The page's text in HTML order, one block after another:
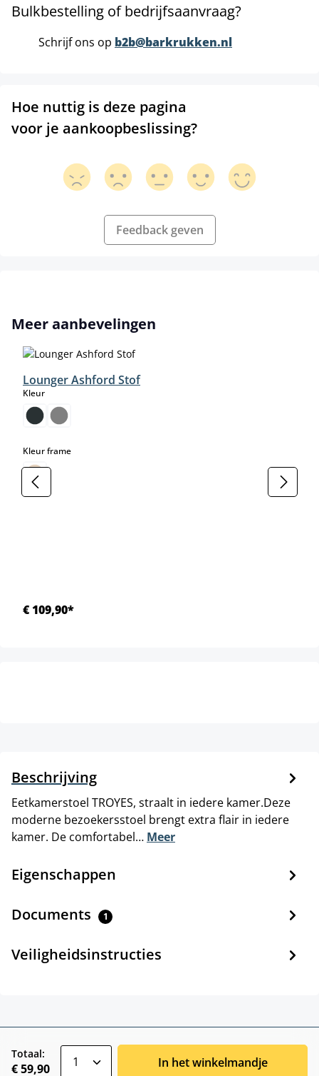
Bulkbestelling of bedrijfsaanvraag?
Schrijf ons op b2b@barkrukken.nl
Hoe nuttig is deze pagina
voor je aankoopbeslissing?
Feedback geven
Productgalerij overslaan
Meer aanbevelingen
Lounger Ashford Stof
Kleurselect
Kleur frameselect
€ 109,90*
Beschrijving
Eetkamerstoel TROYES, straalt in iedere kamer.Deze
moderne bezoekersstoel brengt extra flair in iedere
kamer. De comfortabel… Meer
Eigenschappen
Documents 1
Veiligheidsinstructies
Totaal:
€ 59,90 In het winkelmandje